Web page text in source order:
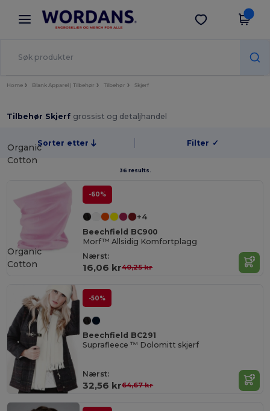
× Wordans-app
Bedre priser i appen!
Last ned app
Home Blank Apparel | Tilbehør Tilbehør Skjerf
Tilbehør Skjerf grossist og detaljhandel
Sorter etter Filter ✓
36 results.
Organic
Cotton
-60%
+4
Beechfield BC900
Morf™ Allsidig Komfortplagg
Nærst:
16,06 kr40,25 kr
Organic
Cotton
-50%
Beechfield BC291
Suprafleece ™ Dolomitt skjerf
Nærst:
32,56 kr64,67 kr